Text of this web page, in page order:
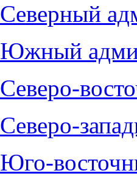
Северный
Южный
Северо-
Северо-
Юго-